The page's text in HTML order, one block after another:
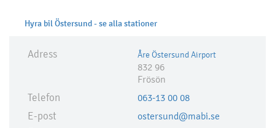
Hyra bil Östersund - se alla stationer
Adress Åre Östersund Airport
832 96
Frösön
Telefon 063-13 00 08
E-post ostersund@mabi.se